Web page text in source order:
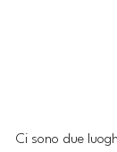
Ci sono due